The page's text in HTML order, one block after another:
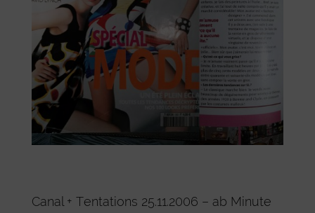
Canal + Tentations 25.11.2006 – ab Minute